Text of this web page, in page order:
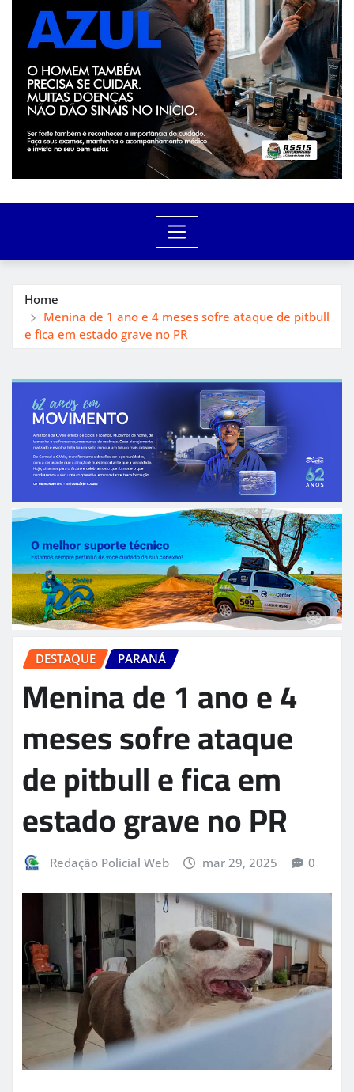
Home
Menina de 1 ano e 4 meses sofre ataque de pitbull
e fica em estado grave no PR
DESTAQUE PARANÁ
Menina de 1 ano e 4
meses sofre ataque
de pitbull e fica em
estado grave no PR
Redação Policial Web mar 29, 2025 0